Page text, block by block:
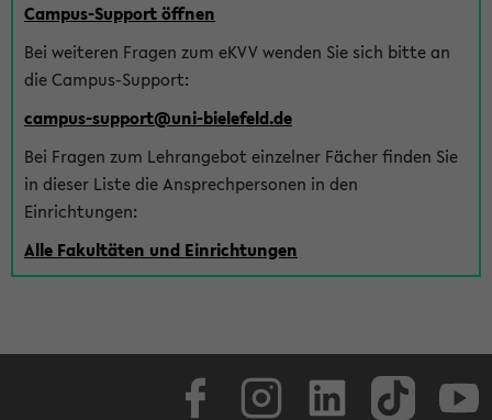
Campus-Support öffnen
Bei weiteren Fragen zum eKVV wenden Sie sich bitte an
die Campus-Support:
campus-support@uni-bielefeld.de
Bei Fragen zum Lehrangebot einzelner Fächer finden Sie
in dieser Liste die Ansprechpersonen in den
Einrichtungen:
Alle Fakultäten und Einrichtungen